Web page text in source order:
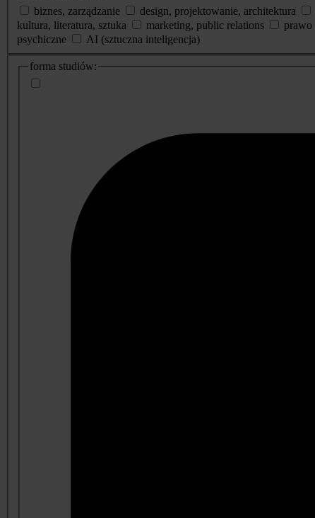
biznes, zarządzanie
design, projektowanie, architektura
kultura, literatura, sztuka
marketing, public relations prawo
psychiczne
AI (sztuczna inteligencja)
dodatkowe
informacje
forma studiów: